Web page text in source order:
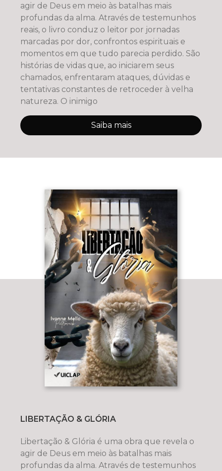
agir de Deus em meio às batalhas mais
profundas da alma. Através de testemunhos
reais, o livro conduz o leitor por jornadas
marcadas por dor, confrontos espirituais e
momentos em que tudo parecia perdido. São
histórias de vidas que, ao iniciarem seus
chamados, enfrentaram ataques, dúvidas e
tentativas constantes de retroceder à velha
natureza. O inimigo
Saiba mais
LIBERTAÇÃO & GLÓRIA
Libertação & Glória é uma obra que revela o
agir de Deus em meio às batalhas mais
profundas da alma. Através de testemunhos